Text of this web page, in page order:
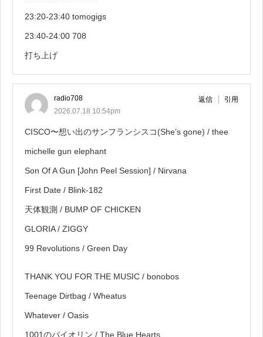
23:20-23:40 tomogigs
23:40-24:00 708
打ち上げ
radio708
2026.07.18 10:54pm
返信 引用
CISCO〜想い出のサンフランシスコ(She’s gone) / thee
michelle gun elephant
Son Of A Gun [John Peel Session] / Nirvana
First Date / Blink-182
天体観測 / BUMP OF CHICKEN
GLORIA / ZIGGY
99 Revolutions / Green Day
THANK YOU FOR THE MUSIC / bonobos
Teenage Dirtbag / Wheatus
Whatever / Oasis
1001のバイオリン / The Blue Hearts